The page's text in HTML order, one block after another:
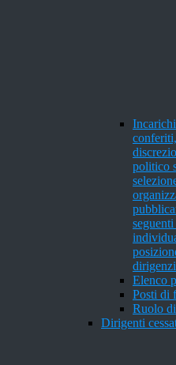
politico
Elenco
Posti di
Ruolo
Dirigenti